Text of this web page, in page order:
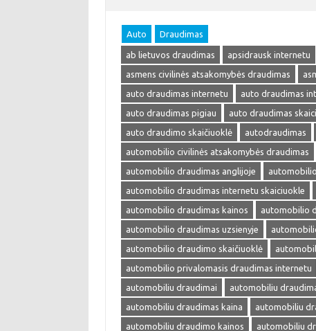
Auto Draudimas
ab lietuvos draudimas apsidrausk internetu
asmens civilinės atsakomybės draudimas
auto draudimas internetu
auto draudimas
auto draudimas pigiau
auto draudimas
auto draudimo skaičiuoklė
autodraudimas
automobilio civilinės atsakomybės draudimas
automobilio draudimas anglijoje
automobilio draudimas internetu skaiciuokle
automobilio draudimas kainos
automobilio
automobilio draudimas uzsienyje
automobilio draudimo skaičiuoklė
automobilio privalomasis draudimas internetu
automobiliu draudimai
automobiliu
automobiliu draudimas kaina
automobiliu
automobiliu draudimo kainos
automobiliu